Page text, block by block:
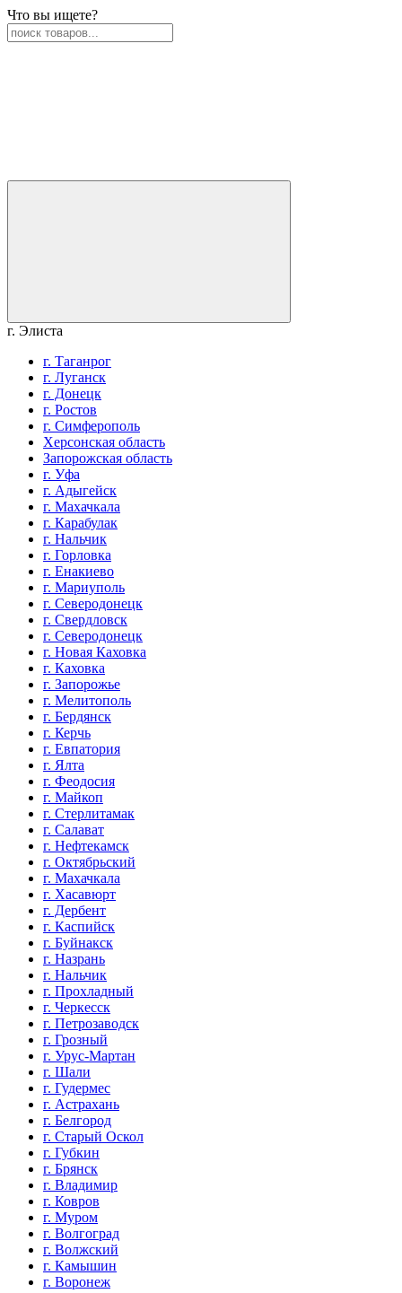
Что вы ищете?
г. Элиста
г. Таганрог
г. Луганск
г. Донецк
г. Ростов
г. Симферополь
Херсонская область
Запорожская область
г. Уфа
г. Адыгейск
г. Махачкала
г. Карабулак
г. Нальчик
г. Горловка
г. Енакиево
г. Мариуполь
г. Северодонецк
г. Свердловск
г. Северодонецк
г. Новая Каховка
г. Каховка
г. Запорожье
г. Мелитополь
г. Бердянск
г. Керчь
г. Евпатория
г. Ялта
г. Феодосия
г. Майкоп
г. Стерлитамак
г. Салават
г. Нефтекамск
г. Октябрьский
г. Махачкала
г. Хасавюрт
г. Дербент
г. Каспийск
г. Буйнакск
г. Назрань
г. Нальчик
г. Прохладный
г. Черкесск
г. Петрозаводск
г. Грозный
г. Урус-Мартан
г. Шали
г. Гудермес
г. Астрахань
г. Белгород
г. Старый Оскол
г. Губкин
г. Брянск
г. Владимир
г. Ковров
г. Муром
г. Волгоград
г. Волжский
г. Камышин
г. Воронеж